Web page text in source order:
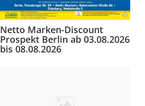
Netto Marken-Discount
Prospekt Berlin ab 03.08.2026
bis 08.08.2026